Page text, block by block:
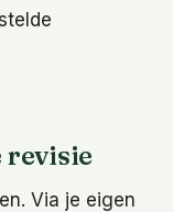
revisie
Via je eigen